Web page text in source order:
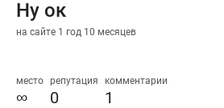
Ну ок
на сайте 1 год 10 месяцев
место
∞
репутация
0
комментарии
1